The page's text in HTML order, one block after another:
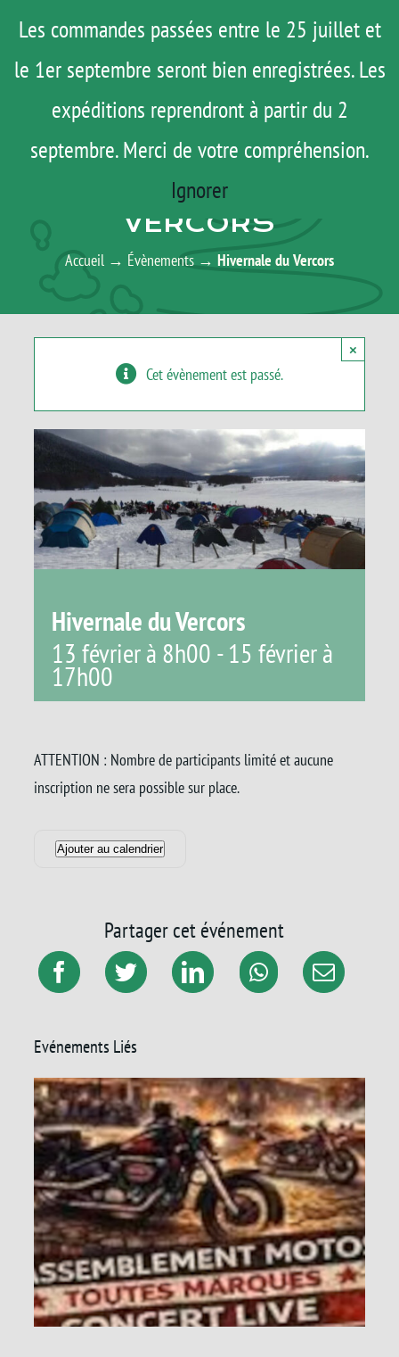
Les commandes passées entre le 25 juillet et
le 1er septembre seront bien enregistrées. Les
expéditions reprendront à partir du 2
septembre. Merci de votre compréhension.
Ignorer
contenu
Menu
ROAD TRIP
ACTUS
TESTS
MATOS
AGENDA
HIVERNALE DU
VERCORS
Accueil → Évènements → Hivernale du Vercors
Cet évènement est passé.
×
Hivernale du Vercors
13 février à 8h00 -15 février à
17h00
ATTENTION : Nombre de participants limité et aucune
inscription ne sera possible sur place.
Ajouter au calendrier
Partager cet événement
Evénements Liés